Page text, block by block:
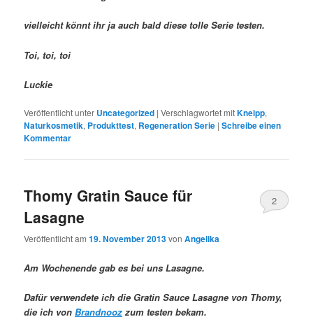
vielleicht könnt ihr ja auch bald diese tolle Serie testen.
Toi, toi, toi
Luckie
Veröffentlicht unter Uncategorized |Verschlagwortet mitKneipp,
Naturkosmetik, Produkttest, Regeneration Serie |Schreibe einen
Kommentar
Thomy Gratin Sauce für
Lasagne
Veröffentlicht am19. November 2013vonAngelika
2
Am Wochenende gab es bei uns Lasagne.
Dafür verwendete ich die Gratin Sauce Lasagne von Thomy,
die ich vonBrandnooz zum testen bekam.